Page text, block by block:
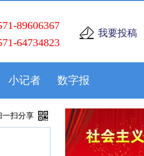
89606367
64734823
我要投稿
小记者 数字报
一扫分享